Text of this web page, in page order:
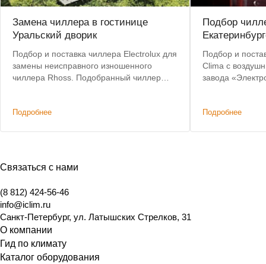
Замена чиллера в гостинице
Уральский дворик
Подбор и поставка чиллера Electrolux для
замены неисправного изношенного
чиллера Rhoss. Подобранный чиллер
изменений.
Подробнее
Подбор
Подбор и
Clima с
завода
Подробнее
Связаться с нами
(8 812) 424-56-46
info@iclim.ru
Санкт-Петербург, ул. Латышских Стрелков, 31
О компании
Гид по климату
Каталог оборудования